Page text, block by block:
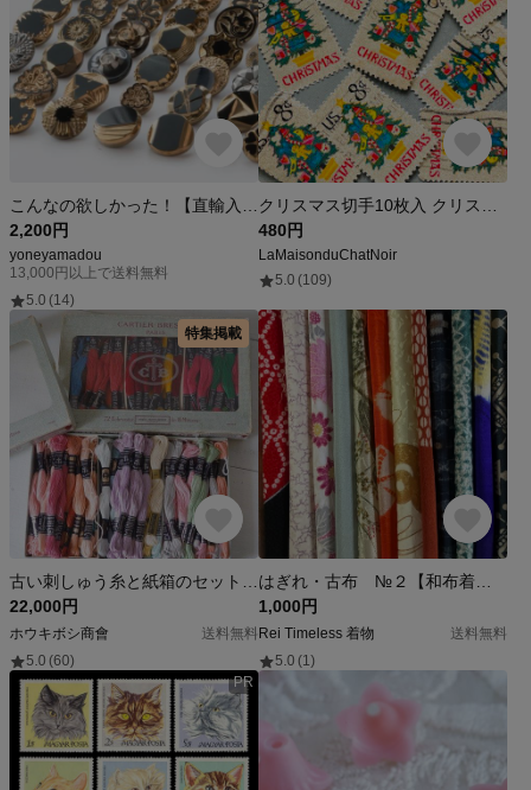
2,200円
yoneyamadou
13,000円以上で送料無料
5.0 (14)
480円
LaMaisonduChatNoir
5.0 (109)
特集掲載
22,000円
ホウキボシ商會
送料無料
5.0 (60)
1,000円
Rei Timeless 着物
送料無料
5.0 (1)
PR